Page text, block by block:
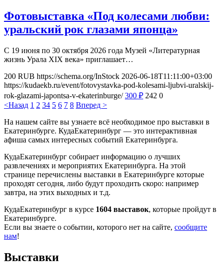
Фотовыставка «Под колесами любви:
уральский рок глазами японца»
С 19 июня по 30 октября 2026 года Музей «Литературная
жизнь Урала XIX века» приглашает…
200 RUB https://schema.org/InStock 2026-06-18T11:11:00+03:00
https://kudaekb.ru/event/fotovystavka-pod-kolesami-ljubvi-uralskij-
rok-glazami-japontsa-v-ekaterinburge/ 300 ₽ 242 0
<Назад 1 2 34 5 6 7 8 Вперед >
На нашем сайте вы узнаете всё необходимое про выставки в
Екатеринбурге. КудаЕкатеринбург — это интерактивная
афиша самых интересных событий Екатеринбурга.
КудаЕкатеринбург собирает информацию о лучших
развлечениях и мероприятих Екатеринбурга. На этой
странице перечислены выставки в Екатеринбурге которые
проходят сегодня, либо будут проходить скоро: например
завтра, на этих выходных и т.д.
КудаЕкатеринбург в курсе 1604 выставок, которые пройдут в
Екатеринбурге.
Если вы знаете о событии, которого нет на сайте, сообщите
нам!
Выставки